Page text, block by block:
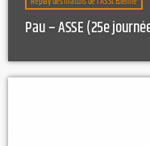
Pau – ASSE (25e